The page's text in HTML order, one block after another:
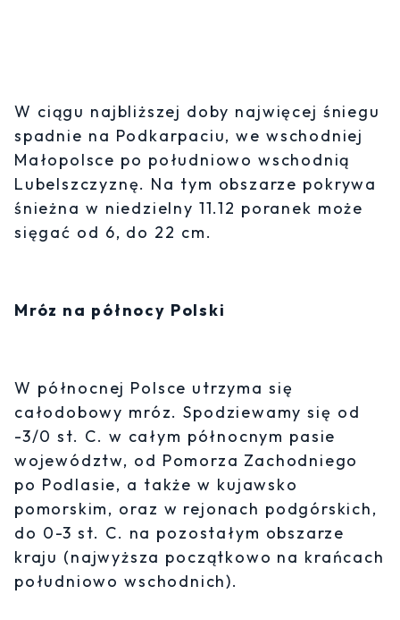
W ciągu najbliższej doby najwięcej śniegu
spadnie na Podkarpaciu, we wschodniej
Małopolsce po południowo wschodnią
Lubelszczyznę. Na tym obszarze pokrywa
śnieżna w niedzielny 11.12 poranek może
sięgać od 6, do 22 cm.
Mróz na północy Polski
W północnej Polsce utrzyma się
całodobowy mróz. Spodziewamy się od
-3/0 st. C. w całym północnym pasie
województw, od Pomorza Zachodniego
po Podlasie, a także w kujawsko
pomorskim, oraz w rejonach podgórskich,
do 0-3 st. C. na pozostałym obszarze
kraju (najwyższa początkowo na krańcach
południowo wschodnich).